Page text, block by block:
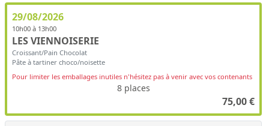
29/08/2026
10h00 à 13h00
LES VIENNOISERIE
Croissant/Pain Chocolat
Pâte à tartiner choco/noisette
Pour limiter les emballages inutiles n'hésitez pas à venir avec vos contenants
8 places
75,00€